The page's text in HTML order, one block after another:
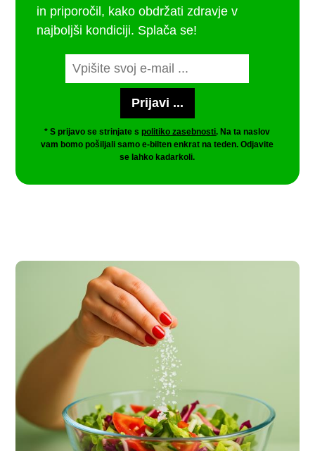
in priporočil, kako obdržati zdravje v
najboljši kondiciji. Splača se!
* S prijavo se strinjate spolitiko zasebnosti. Na ta naslov
vam bomo pošiljali samo e-bilten enkrat na teden. Odjavite
se lahko kadarkoli.